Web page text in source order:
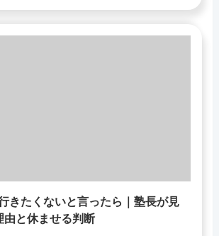
きたくないと言ったら｜塾長が見
由と休ませる判断